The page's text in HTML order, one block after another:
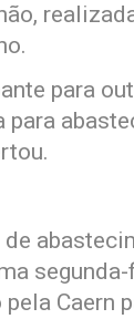
para
Caern